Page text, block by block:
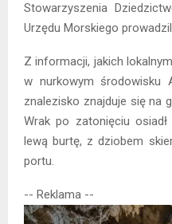
Stowarzyszenia
Urzędu Morskiego
Z informacji, jakich
w nurkowym środowisku
znalezisko znajduje się na
Wrak po zatonięciu
lewą burtę, z dziobem
portu.
-- Reklama --